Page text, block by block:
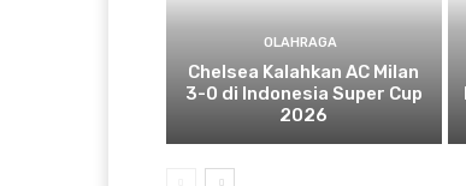
OLAHRAGA
Chelsea Kalahkan AC Milan
3-0 di Indonesia Super Cup
2026